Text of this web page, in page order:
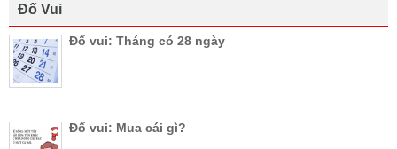
Đố Vui
Đố vui: Tháng có 28 ngày
Đố vui: Mua cái gì?